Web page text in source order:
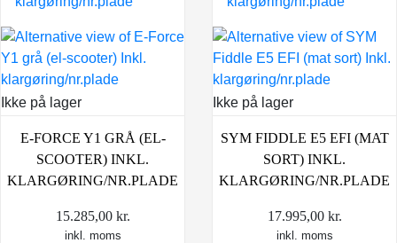
Ikke på lager
E-FORCE Y1 GRÅ (EL-
SCOOTER) INKL.
KLARGØRING/NR.PLADE
15.285,00 kr.
inkl. moms
Ikke på lager
SYM FIDDLE E5 EFI (MAT
SORT) INKL.
KLARGØRING/NR.PLADE
17.995,00 kr.
inkl. moms